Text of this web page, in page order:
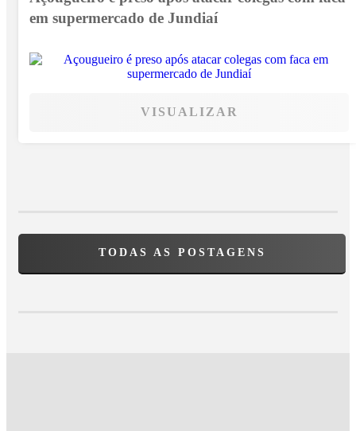
em supermercado de Jundiaí
VISUALIZAR
TODAS AS POSTAGENS